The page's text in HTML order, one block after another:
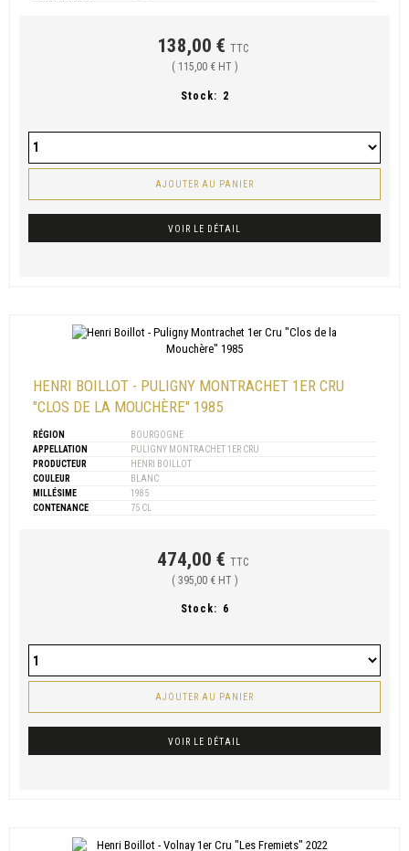
138,00 € TTC
( 115,00 € HT )
Stock: 2
AJOUTER AU PANIER
VOIR LE DÉTAIL
HENRI BOILLOT - PULIGNY MONTRACHET 1ER CRU
"CLOS DE LA MOUCHÈRE" 1985
RÉGION
BOURGOGNE
APPELLATION
PULIGNY MONTRACHET 1ER CRU
PRODUCTEUR
HENRI BOILLOT
COULEUR
BLANC
MILLÉSIME
1985
CONTENANCE
75 CL
474,00 € TTC
( 395,00 € HT )
Stock: 6
AJOUTER AU PANIER
VOIR LE DÉTAIL